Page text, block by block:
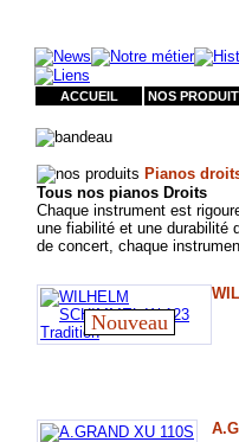
ACCUEIL NOS
Pianos
Tous nos pianos Droits
Chaque instrument est
une fiabilité et une durabilité
de concert, chaque
Nouveau